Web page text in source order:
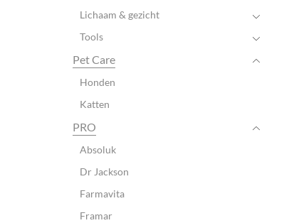
Lichaam & gezicht
Tools
Pet Care
Honden
Katten
PRO
Absoluk
Dr Jackson
Farmavita
Framar